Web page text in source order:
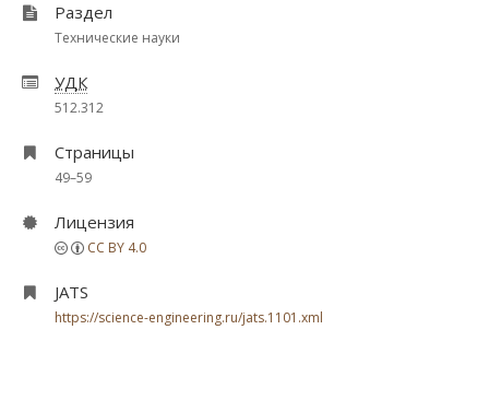
Раздел
Технические науки
УДК
512.312
Страницы
49–59
Лицензия
CC BY 4.0
JATS
https://science-engineering.ru/jats.1101.xml